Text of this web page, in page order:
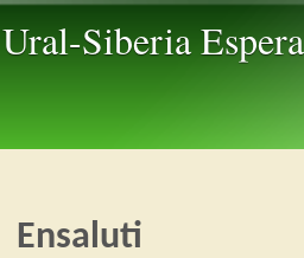
Ural-Siberia
Ensaluti